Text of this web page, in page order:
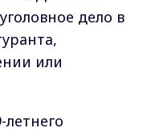
дело в
или